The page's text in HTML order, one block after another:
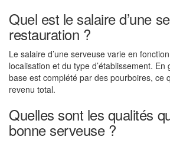
Quel est le salaire d’une
restauration ?
Le salaire d’une serveuse varie en
localisation et du type d’établissement.
base est complété par des pourboires, ce
revenu total.
Quelles sont les qualités
bonne serveuse ?